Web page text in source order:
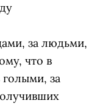
за людьми,
что в
за